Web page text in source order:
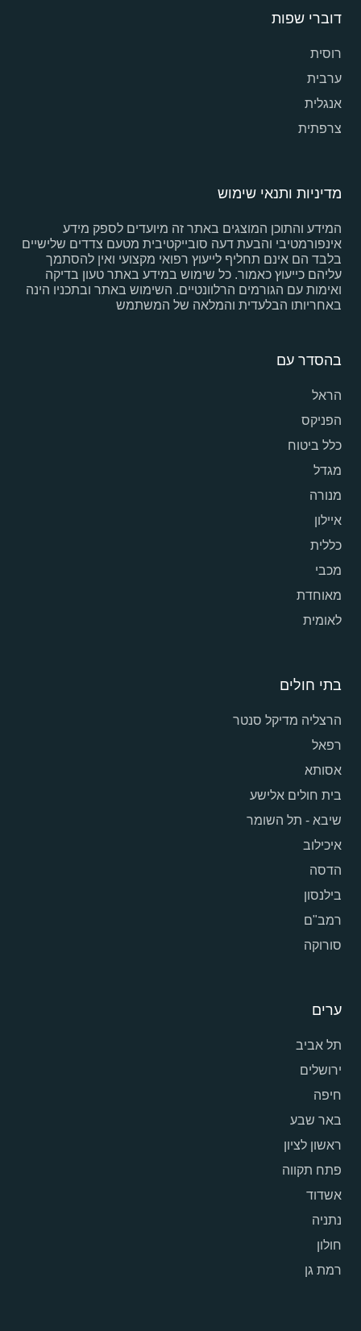
דוברי שפות
רוסית
ערבית
אנגלית
צרפתית
מדיניות ותנאי שימוש
המידע והתוכן המוצגים באתר זה מיועדים לספק מידע
אינפורמטיבי והבעת דעה סובייקטיבית מטעם צדדים שלישיים
בלבד הם אינם תחליף לייעוץ רפואי מקצועי ואין להסתמך
עליהם כייעוץ כאמור. כל שימוש במידע באתר טעון בדיקה
ואימות עם הגורמים הרלוונטיים. השימוש באתר ובתכניו הינה
באחריותו הבלעדית והמלאה של המשתמש
בהסדר עם
הראל
הפניקס
כלל ביטוח
מגדל
מנורה
איילון
כללית
מכבי
מאוחדת
לאומית
בתי חולים
הרצליה מדיקל סנטר
רפאל
אסותא
בית חולים אלישע
שיבא - תל השומר
איכילוב
הדסה
בילנסון
רמב"ם
סורוקה
ערים
תל אביב
ירושלים
חיפה
באר שבע
ראשון לציון
פתח תקווה
אשדוד
נתניה
חולון
רמת גן